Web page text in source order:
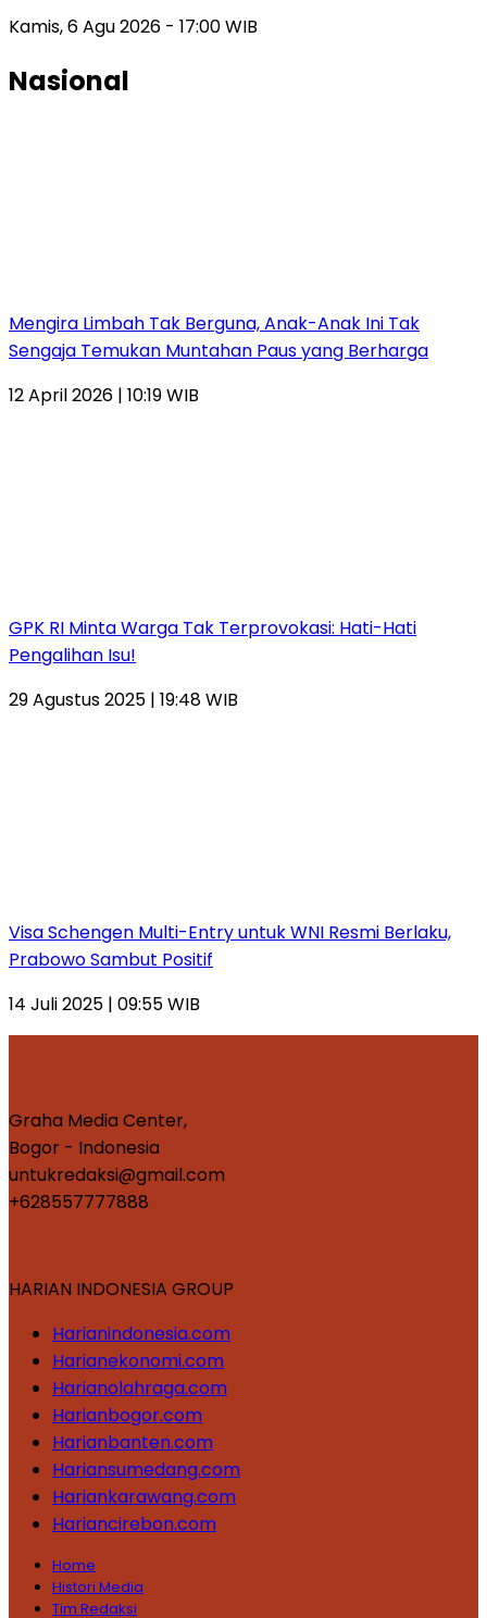
Kamis, 6 Agu 2026 - 17:00 WIB
Nasional
Mengira Limbah Tak Berguna, Anak-Anak Ini Tak
Sengaja Temukan Muntahan Paus yang Berharga
12 April 2026 | 10:19 WIB
GPK RI Minta Warga Tak Terprovokasi: Hati-Hati
Pengalihan Isu!
29 Agustus 2025 | 19:48 WIB
Visa Schengen Multi-Entry untuk WNI Resmi Berlaku,
Prabowo Sambut Positif
14 Juli 2025 | 09:55 WIB
Graha Media Center,
Bogor - Indonesia
untukredaksi@gmail.com
+628557777888
HARIAN INDONESIA GROUP
Harianindonesia.com
Harianekonomi.com
Harianolahraga.com
Harianbogor.com
Harianbanten.com
Hariansumedang.com
Hariankarawang.com
Hariancirebon.com
Home
Histori Media
Tim Redaksi